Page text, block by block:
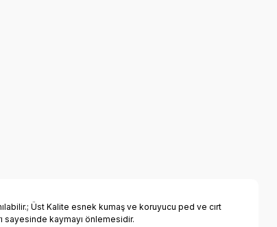
Üst Kalite esnek kumaş ve koruyucu ped ve cırt
sayesinde kaymayı önlemesidir.